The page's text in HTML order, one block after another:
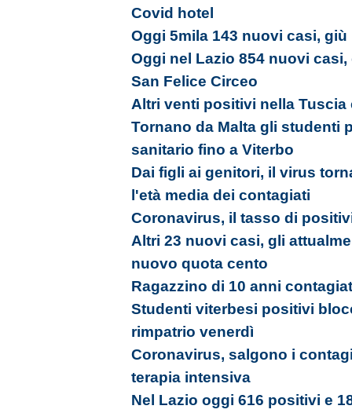
Covid hotel
Oggi 5mila 143 nuovi casi,
Oggi nel Lazio 854 nuovi
San Felice Circeo
Altri venti positivi nella
Tornano da Malta gli studenti
sanitario fino a Viterbo
Dai figli ai genitori, il virus
l'età media dei contagiati
Coronavirus, il tasso di
Altri 23 nuovi casi, gli
nuovo quota cento
Ragazzino di 10 anni
Studenti viterbesi positivi
rimpatrio venerdì
Coronavirus, salgono i
terapia intensiva
Nel Lazio oggi 616 positivi e